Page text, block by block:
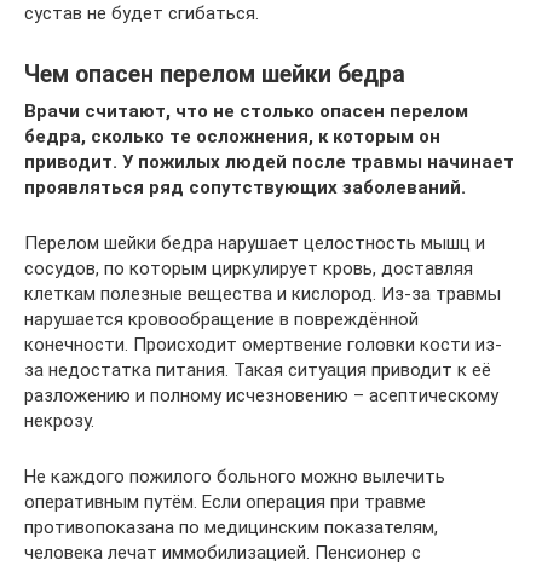
сустав не будет сгибаться.
Чем опасен перелом шейки бедра
Врачи считают, что не столько опасен перелом
бедра, сколько те осложнения, к которым он
приводит. У пожилых людей после травмы начинает
проявляться ряд сопутствующих заболеваний.
Перелом шейки бедра нарушает целостность мышц и
сосудов, по которым циркулирует кровь, доставляя
клеткам полезные вещества и кислород. Из-за травмы
нарушается кровообращение в повреждённой
конечности. Происходит омертвение головки кости из-
за недостатка питания. Такая ситуация приводит к её
разложению и полному исчезновению – асептическому
некрозу.
Не каждого пожилого больного можно вылечить
оперативным путём. Если операция при травме
противопоказана по медицинским показателям,
человека лечат иммобилизацией. Пенсионер с